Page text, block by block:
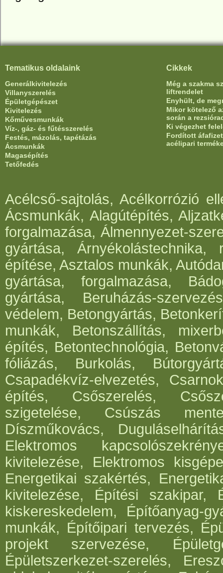
Tematikus oldalaink
Generálkivitelezés
Villanyszerelés
Épületgépészet
Kivitelezés
Kőművesmunkák
Víz-, gáz- és fűtésszerelés
Festés, mázolás, tapétázás
Ácsmunkák
Magasépítés
Tetőfedés
Cikkek
Még a szakma
liftrendelet
Enyhült, de
Mikor kötelező
során a
Ki végezhet
Fordított
acélipari
Acélcső-sajtolás, Acélkorrózió
Ácsmunkák, Alagútépítés,
forgalmazása, Álmennyezet-
gyártása, Árnyékolástechnika,
építése, Asztalos munkák,
gyártása, forgalmazása,
gyártása, Beruházás-
védelem, Betongyártás,
munkák, Betonszállítás,
építés, Betontechnológia,
fóliázás, Burkolás,
Csapadékvíz-elvezetés,
építés, Csőszerelés,
szigetelése, Csúszás
Díszműkovács,
Elektromos
kivitelezése, Elektromos
Energetikai szakértés,
kivitelezése, Építési szakipar,
kiskereskedelem, Építőanyag-
munkák, Építőipari tervezés,
projekt szervezése,
Épületszerkezet-szerelés,